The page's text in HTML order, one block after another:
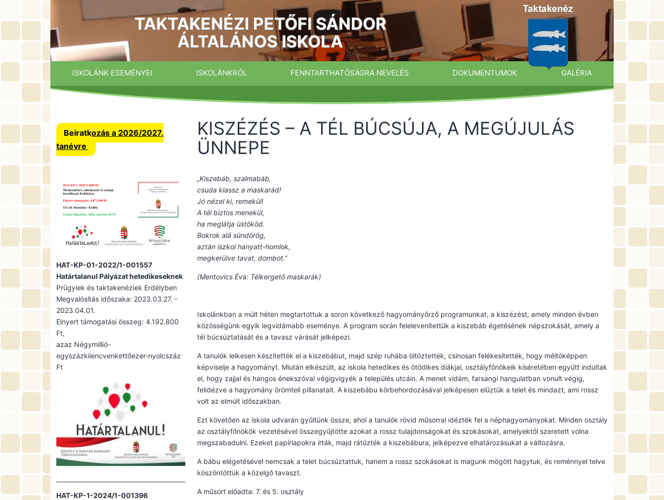
TAKTAKENÉZI PETŐFI SÁNDOR
ÁLTALÁNOS ISKOLA
ISKOLÁNK ESEMÉNYEI ISKOLÁNKRÓL FENNTARTHATÓSÁGRA NEVELÉS DOKUMENTUMOK GALÉRIA
Beiratkozás a 2026/2027.
tanévre
HAT-KP-01-2022/1-001557
Határtalanul Pályázat hetedikeseknek
Prügyiek és taktakenéziek Erdélyben
Megvalósítás időszaka: 2023.03.27. -
2023.04.01.
Elnyert támogatási összeg: 4.192.800
Ft,
azaz Négymillió-
egyszázkilencvenkettőezer-nyolcszáz
Ft
HAT-KP-1-2024/1-001396
KISZÉZÉS – A TÉL BÚCSÚJA, A MEGÚJULÁS
ÜNNEPE
„Kiszebáb, szalmabáb,
csuda klassz a maskarád!
Jó nézel ki, remekül!
A tél biztos menekül,
ha meglátja üstököd.
Bokrok alá sündörög,
aztán iszkol hanyatt-homlok,
megkerülve tavat, dombot.”
(Mentovics Éva: Télkergető maskarák)
Iskolánkban a múlt héten megtartottuk a soron következő hagyományőrző programunkat, a kiszézést, amely minden évben
közösségünk egyik legvidámabb eseménye. A program során felelevenítettük a kiszebáb égetésének népszokását, amely a
tél búcsúztatását és a tavasz várását jelképezi.
A tanulók lelkesen készítették el a kiszebábut, majd szép ruhába öltöztették, csinosan felékesítették, hogy méltóképpen
képviselje a hagyományt. Miután elkészült, az iskola hetedikes és ötödikes diákjai, osztályfőnökeik kíséretében együtt indultak
el, hogy zajjal és hangos énekszóval végigvigyék a település utcáin. A menet vidám, farsangi hangulatban vonult végig,
felidézve a hagyomány örömteli pillanatait. A kiszebábu körbehordozásával jelképesen elűztük a telet és mindazt, ami rossz
volt az elmúlt időszakban.
Ezt követően az iskola udvarán gyűltünk össze, ahol a tanulók rövid műsorral idézték fel a néphagyományokat. Minden osztály
az osztályfőnökök vezetésével összegyűjtötte azokat a rossz tulajdonságokat és szokásokat, amelyektől szeretett volna
megszabadulni. Ezeket papírlapokra írták, majd rátűzték a kiszebábura, jelképezve elhatározásukat a változásra.
A bábu elégetésével nemcsak a telet búcsúztattuk, hanem a rossz szokásokat is magunk mögött hagytuk, és reménnyel telve
köszöntöttük a közelgő tavaszt.
A műsort előadta: 7. és 5. osztály